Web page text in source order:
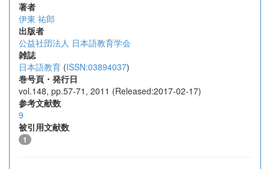
著者
伊東 祐郎
出版者
公益社団法人 日本語教育学会
雑誌
日本語教育 (ISSN:03894037)
巻号頁・発行日
vol.148, pp.57-71, 2011 (Released:2017-02-17)
参考文献数
9
被引用文献数
1